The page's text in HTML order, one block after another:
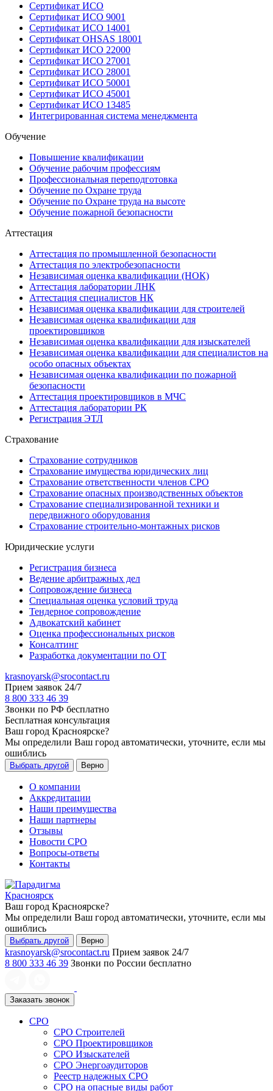
Сертификат ИСО
Сертификат ИСО 9001
Сертификат ИСО 14001
Сертификат OHSAS 18001
Сертификат ИСО 22000
Сертификат ИСО 27001
Сертификат ИСО 28001
Сертификат ИСО 50001
Сертификат ИСО 45001
Сертификат ИСО 13485
Интегрированная система менеджмента
Обучение
Повышение квалификации
Обучение рабочим профессиям
Профессиональная переподготовка
Обучение по Охране труда
Обучение по Охране труда на высоте
Обучение пожарной безопасности
Аттестация
Аттестация по промышленной безопасности
Аттестация по электробезопасности
Независимая оценка квалификации (НОК)
Аттестация лаборатории ЛНК
Аттестация специалистов НК
Независимая оценка квалификации для строителей
Независимая оценка квалификации для
проектировщиков
Независимая оценка квалификации для изыскателей
Независимая оценка квалификации для специалистов на
особо опасных объектах
Независимая оценка квалификации по пожарной
безопасности
Аттестация проектировщиков в МЧС
Аттестация лаборатории РК
Регистрация ЭТЛ
Страхование
Страхование сотрудников
Страхование имущества юридических лиц
Страхование ответственности членов СРО
Страхование опасных производственных объектов
Страхование специализированной техники и
передвижного оборудования
Страхование строительно-монтажных рисков
Юридические услуги
Регистрация бизнеса
Ведение арбитражных дел
Сопровождение бизнеса
Специальная оценка условий труда
Тендерное сопровождение
Адвокатский кабинет
Оценка профессиональных рисков
Консалтинг
Разработка документации по ОТ
krasnoyarsk@srocontact.ru
Прием заявок 24/7
8 800 333 46 39
Звонки по РФ бесплатно
Бесплатная консультация
Ваш город Красноярске?
Мы определили Ваш город автоматически, уточните, если мы
ошиблись
Выбрать другой Верно
О компании
Аккредитации
Наши преимущества
Наши партнеры
Отзывы
Новости СРО
Вопросы-ответы
Контакты
Красноярск
Ваш город Красноярске?
Мы определили Ваш город автоматически, уточните, если мы
ошиблись
Выбрать другой Верно
krasnoyarsk@srocontact.ru Прием заявок 24/7
8 800 333 46 39 Звонки по России бесплатно
Заказать звонок
СРО
СРО Строителей
СРО Проектировщиков
СРО Изыскателей
СРО Энергоаудиторов
Реестр надежных СРО
СРО на опасные виды работ